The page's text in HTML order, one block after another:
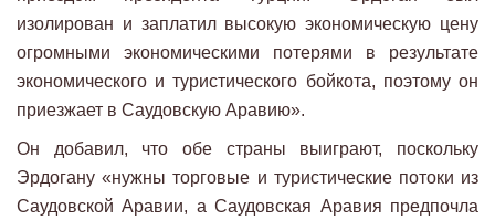
изолирован и заплатил высокую экономическую цену
огромными экономическими потерями в результате
экономического и туристического бойкота, поэтому он
приезжает в Саудовскую Аравию».
Он добавил, что обе страны выиграют, поскольку
Эрдогану «нужны торговые и туристические потоки из
Саудовской Аравии, а Саудовская Аравия предпочла